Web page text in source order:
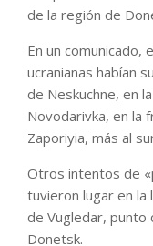
de la región de
En un comunicado,
ucranianas habían
de Neskuchne, en
Novodarivka, en la
Zaporiyia, más al
Otros intentos de
tuvieron lugar en la
de Vugledar, punto
Donetsk.